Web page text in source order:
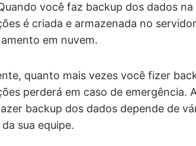
você faz backup dos dados
é criada e armazenada no
em nuvem.
quanto mais vezes você fizer
perderá em caso de emergência.
backup dos dados depende de
sua equipe.